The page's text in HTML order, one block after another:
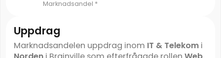
Marknadsandel *
Uppdrag
Marknadsandelen uppdrag inom IT & Telekomi